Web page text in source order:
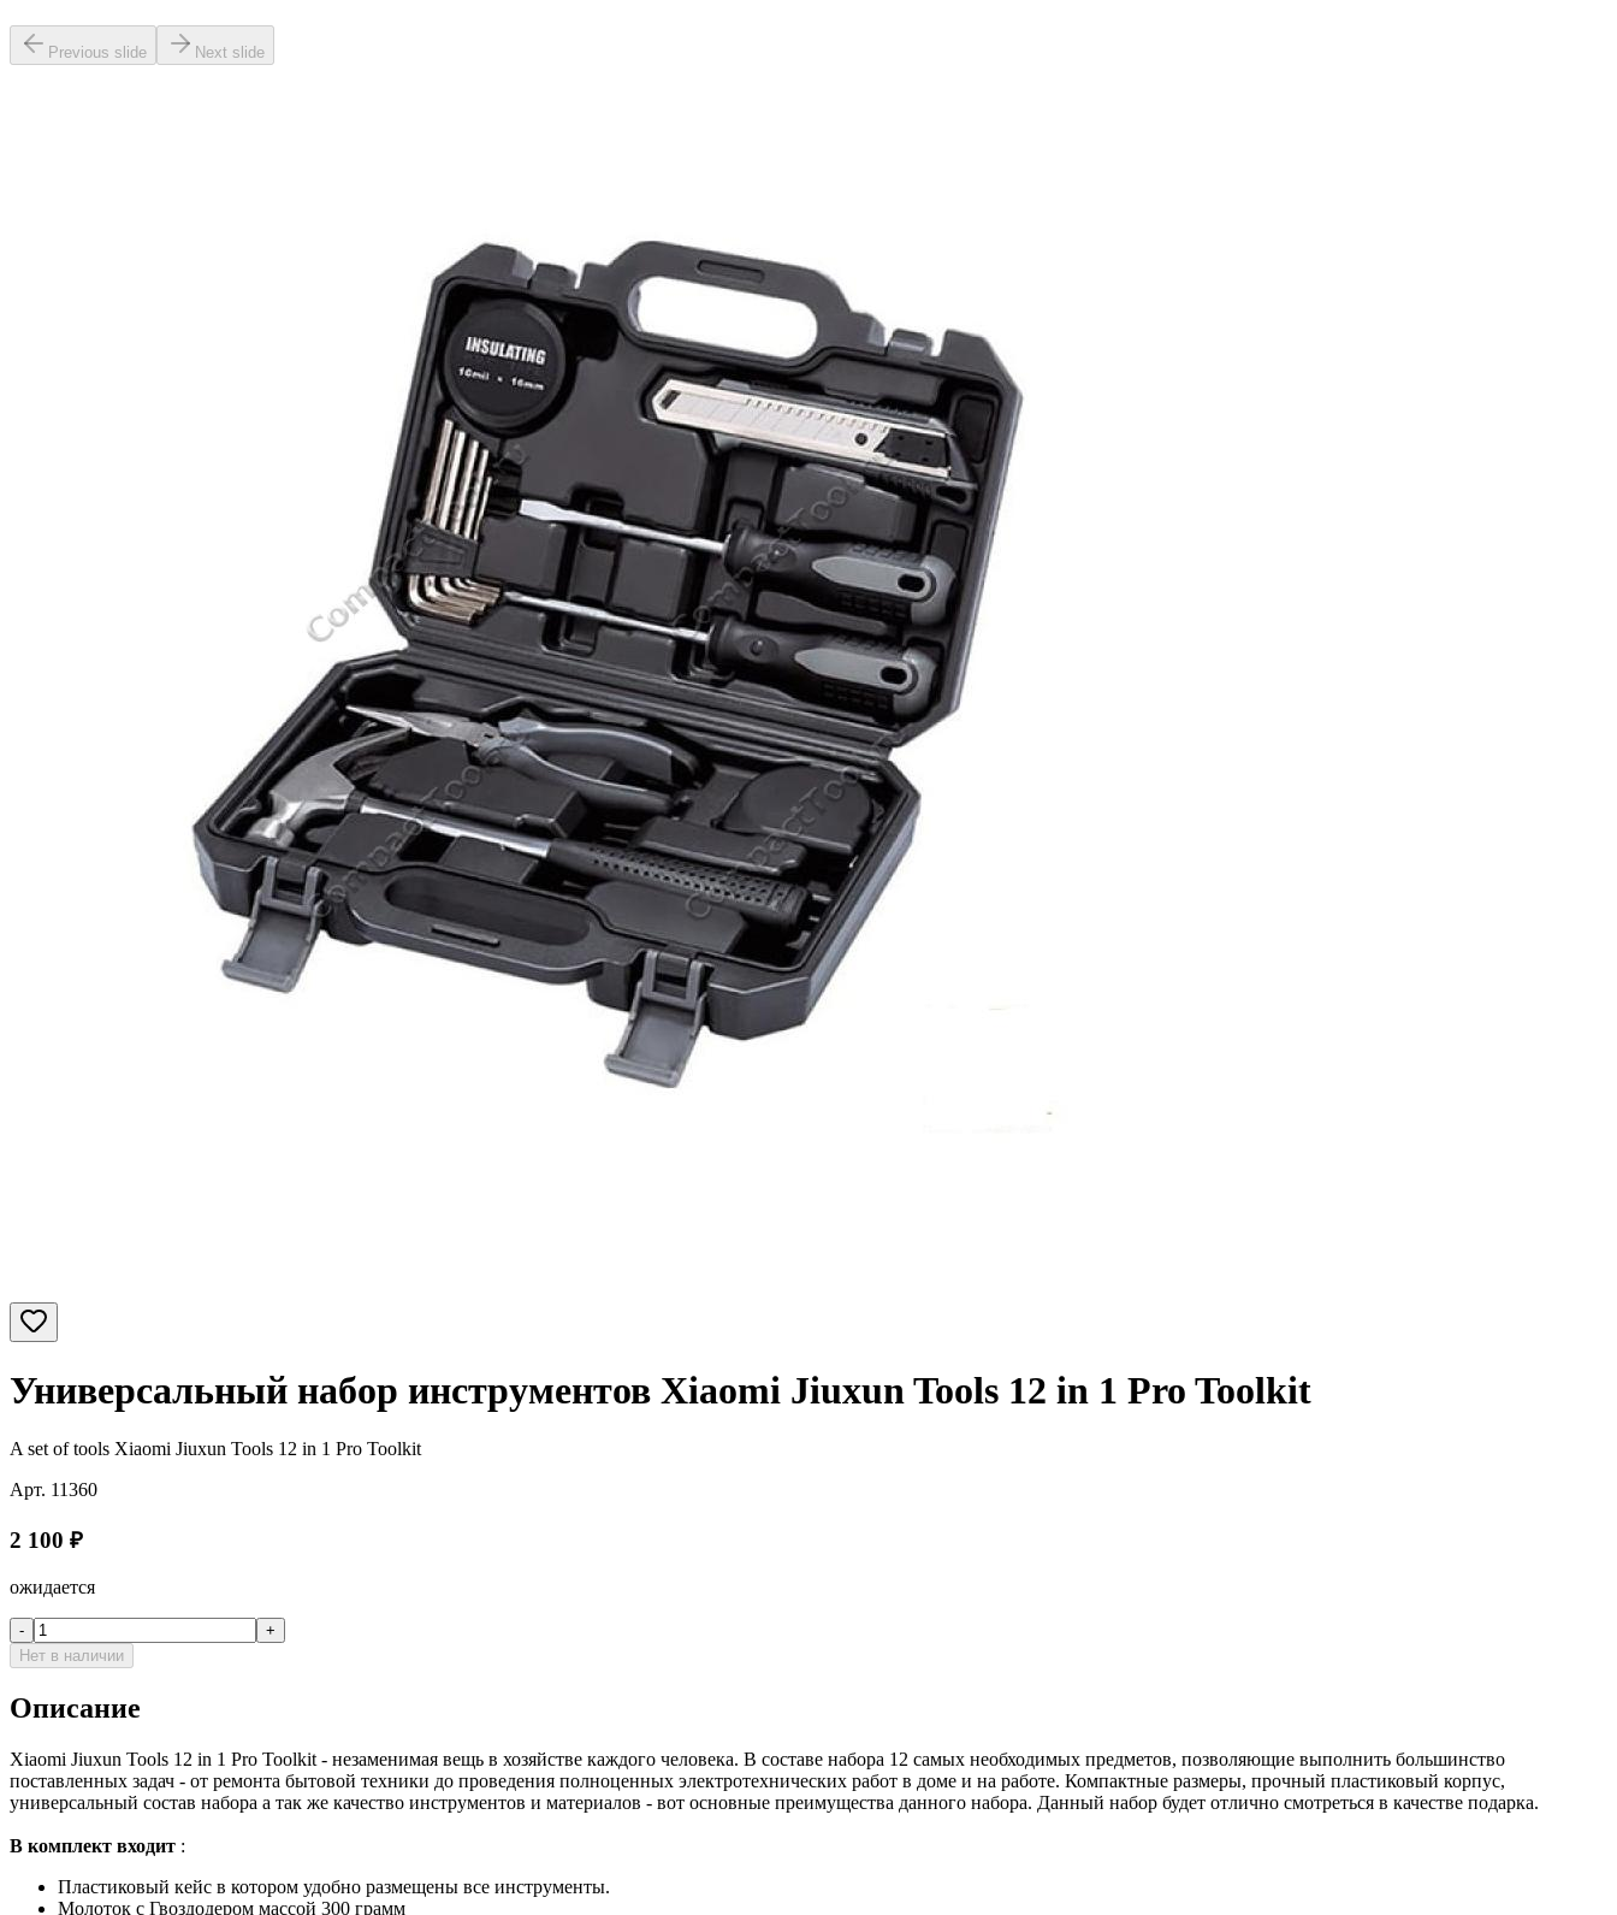
Previous slide Next slide
Универсальный набор инструментов Xiaomi Jiuxun Tools 12 in 1 Pro Toolkit
A set of tools Xiaomi Jiuxun Tools 12 in 1 Pro Toolkit
Арт. 11360
2 100 ₽
ожидается
-
+
Нет в наличии
Описание
Xiaomi Jiuxun Tools 12 in 1 Pro Toolkit - незаменимая вещь в хозяйстве каждого человека. В составе набора 12 самых необходимых предметов, позволяющие выполнить большинство
поставленных задач - от ремонта бытовой техники до проведения полноценных электротехнических работ в доме и на работе. Компактные размеры, прочный пластиковый корпус,
универсальный состав набора а так же качество инструментов и материалов - вот основные преимущества данного набора. Данный набор будет отлично смотреться в качестве подарка.
В комплект входит :
Пластиковый кейс в котором удобно размещены все инструменты.
Молоток с Гвоздодером массой 300 грамм